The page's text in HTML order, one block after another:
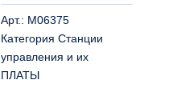
Арт.: M06375
Категория Станции
управления и их
ПЛАТЫ